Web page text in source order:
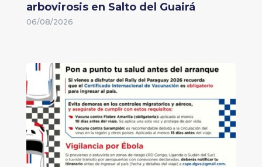
arbovirosis en Salto del Guairá
06/08/2026